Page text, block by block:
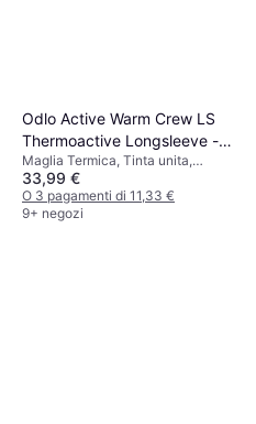
Odlo Active Warm Crew LS
Thermoactive Longsleeve -
Nero
Maglia Termica, Tinta unita,
Materiale: Poliestere, Traspirante,
Traspirante
33,99 €
O 3 pagamenti di 11,33 €
9+ negozi